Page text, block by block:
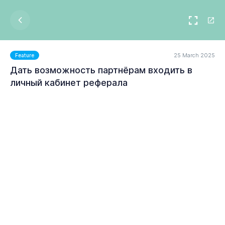
Feature 25 March 2025
Дать возможность партнёрам входить в
личный кабинет реферала